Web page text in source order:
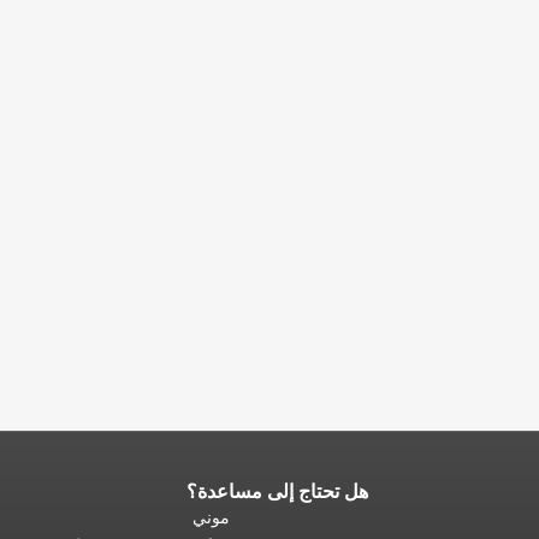
هل تحتاج إلى مساعدة؟
موني